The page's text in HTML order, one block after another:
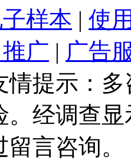
样本 | 使
广 | 广告
情提示：
。经调查
言咨询。